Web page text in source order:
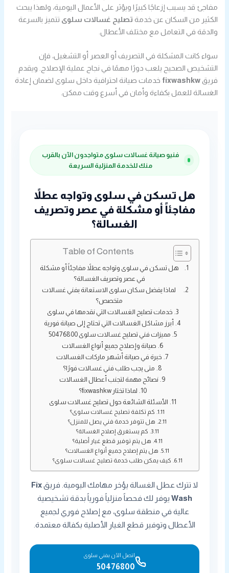
مفاجئ قد يسبب إزعاجًا كبيرًا ويؤثر على الأعمال اليومية، ولهذا يبحث
الكثير من السكان عن خدمة تصليح غسالات سلوى تتميز بالسرعة
والدقة في التعامل مع مختلف الأعطال.
سواء كانت المشكلة في التصريف أو العصر أو التشغيل، فإن
التشخيص الصحيح يلعب دورًا مهمًا في نجاح عملية الإصلاح. ويقدم
فريقfixwashkw خدمات صيانة احترافية داخل سلوى لضمان إعادة
الغسالة للعمل بكفاءة وأمان في أسرع وقت ممكن.
فنيو صيانة غسالات سلوى متواجدون الآن بالقرب
منك للخدمة المنزلية السريعة
هل تسكن في سلوى وتواجه عطلاً
مفاجئاً أو مشكلة في عصر وتصريف
الغسالة؟
Table of Contents
هل تسكن في سلوى وتواجه عطلاً مفاجئاً أو مشكلة
في عصر وتصريف الغسالة؟
لماذا يفضل سكان سلوى الاستعانة بفني غسالات
متخصص؟
خدمات تصليح الغسالات التي نقدمها في سلوى
أبرز مشاكل الغسالات التي تحتاج إلى صيانة فورية
مميزات فني تصليح غسالات سلوى 50476800
صيانة وإصلاح جميع أنواع الغسالات
خبرة في صيانة أشهر ماركات الغسالات
متى يجب طلب فني غسالات فورًا؟
نصائح مهمة لتجنب أعطال الغسالات
لماذا تختار fixwashkw؟
الأسئلة الشائعة حول تصليح غسالات سلوى
كم تكلفة تصليح غسالات سلوى؟
هل تتوفر خدمة فني يصل للمنزل؟
كم يستغرق إصلاح الغسالة؟
هل يتم توفير قطع غيار أصلية؟
هل يتم إصلاح جميع أنواع الغسالات؟
كيف يمكن طلب خدمة تصليح غسالات سلوى؟
لا تترك عطل الغسالة يؤخر مهامك اليومية. فريقFix
Wash يوفر لك فحصاً منزلياً فورياً بدقة تشخيصية
عالية في منطقة سلوى، مع إصلاح فوري لجميع
الأعطال وتوفير قطع الغيار الأصلية بكفالة معتمدة.
اتصل الآن بفني سلوى
50476800